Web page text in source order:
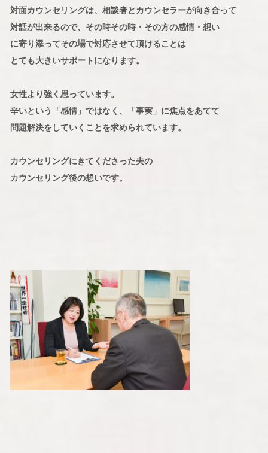
対面カウンセリングは、相談者とカウンセラーが向き合って
対話が出来るので、その時その時・その方の感情・想い
に寄り添ってその場で対応させて頂けることは
とても大きいサポートになります。
女性より強く思っています。
辛いという「感情」ではなく、「事実」に焦点をあてて
問題解決をしていくことを求められています。
カウンセリングにきてくださった夫の
カウンセリング後の想いです。